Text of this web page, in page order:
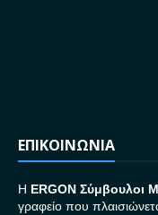
ΕΠΙΚΟΙΝΩΝΙΑ
H ERGON Σύμβουλοι
γραφείο που